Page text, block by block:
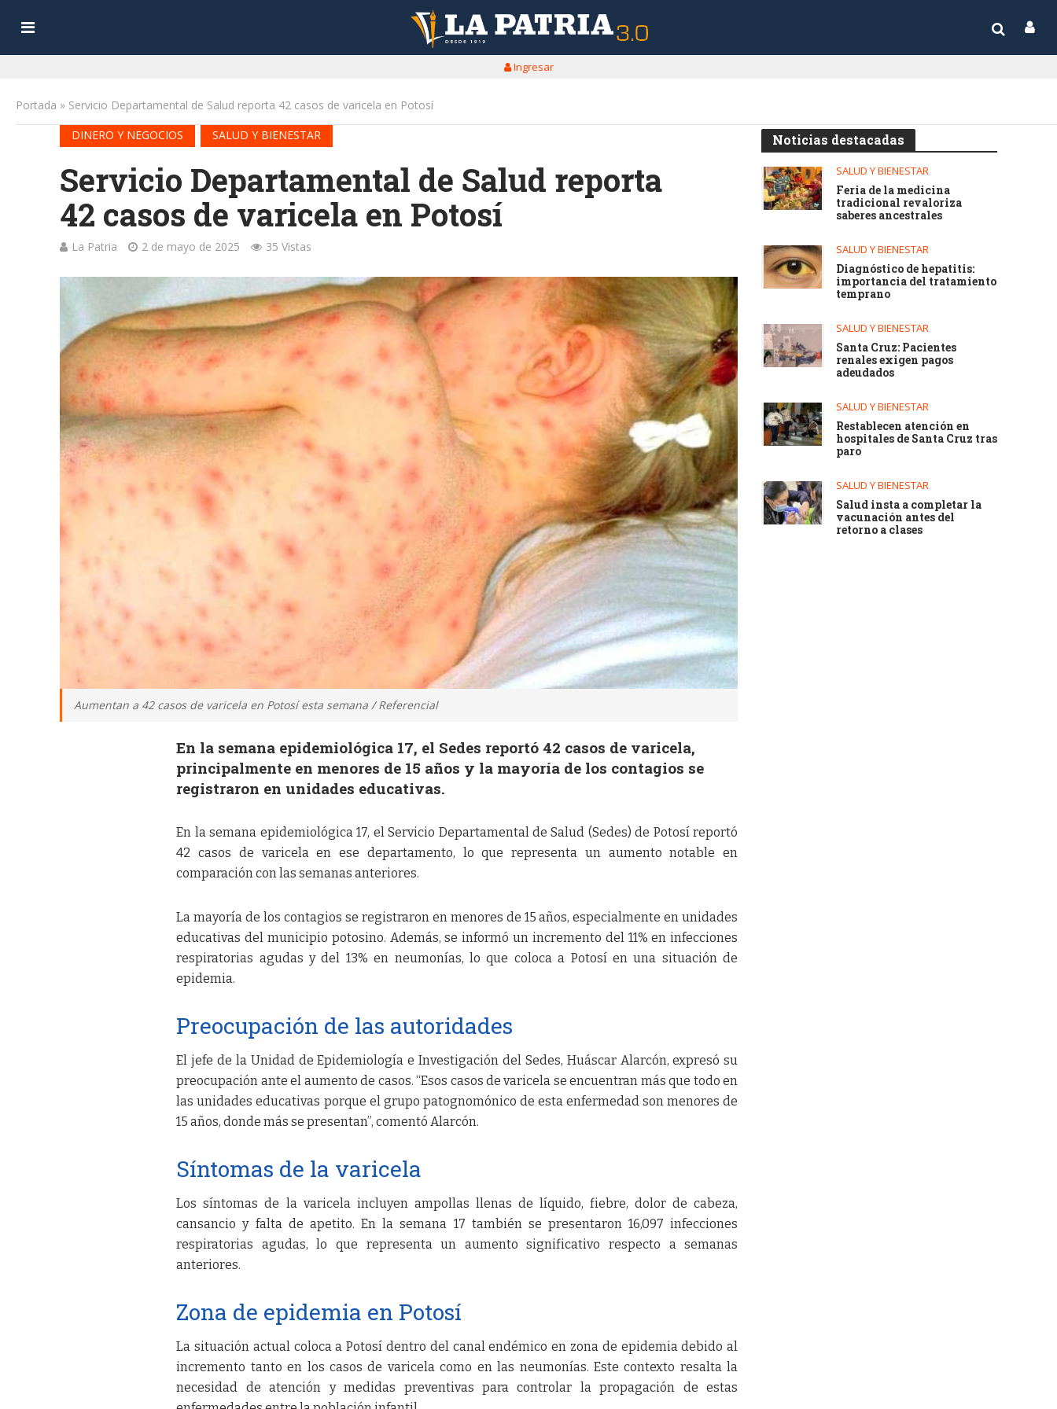
Ingresar
Portada » Servicio Departamental de Salud reporta 42 casos de varicela en Potosí
DINERO Y NEGOCIOS
SALUD Y BIENESTAR
Servicio Departamental de Salud reporta
42 casos de varicela en Potosí
La Patria 2 de mayo de 2025 35 Vistas
Aumentan a 42 casos de varicela en Potosí esta semana / Referencial
En la semana epidemiológica 17, el Sedes reportó 42 casos de varicela,
principalmente en menores de 15 años y la mayoría de los contagios se
registraron en unidades educativas.
En la semana epidemiológica 17, el Servicio Departamental de Salud (Sedes) de Potosí reportó
42 casos de varicela en ese departamento, lo que representa un aumento notable en
comparación con las semanas anteriores.
La mayoría de los contagios se registraron en menores de 15 años, especialmente en unidades
educativas del municipio potosino. Además, se informó un incremento del 11% en infecciones
respiratorias agudas y del 13% en neumonías, lo que coloca a Potosí en una situación de
epidemia.
Preocupación de las autoridades
El jefe de la Unidad de Epidemiología e Investigación del Sedes, Huáscar Alarcón, expresó su
preocupación ante el aumento de casos. “Esos casos de varicela se encuentran más que todo en
las unidades educativas porque el grupo patognomónico de esta enfermedad son menores de
15 años, donde más se presentan”, comentó Alarcón.
Síntomas de la varicela
Los síntomas de la varicela incluyen ampollas llenas de líquido, fiebre, dolor de cabeza,
cansancio y falta de apetito. En la semana 17 también se presentaron 16,097 infecciones
respiratorias agudas, lo que representa un aumento significativo respecto a semanas
anteriores.
Zona de epidemia en Potosí
La situación actual coloca a Potosí dentro del canal endémico en zona de epidemia debido al
incremento tanto en los casos de varicela como en las neumonías. Este contexto resalta la
necesidad de atención y medidas preventivas para controlar la propagación de estas
Noticias destacadas
SALUD Y BIENESTAR
Feria de la medicina
tradicional revaloriza
saberes ancestrales
SALUD Y BIENESTAR
Diagnóstico de hepatitis:
importancia del tratamiento
temprano
SALUD Y BIENESTAR
Santa Cruz: Pacientes
renales exigen pagos
adeudados
SALUD Y BIENESTAR
Restablecen atención en
hospitales de Santa Cruz tras
paro
SALUD Y BIENESTAR
Salud insta a completar la
vacunación antes del
retorno a clases